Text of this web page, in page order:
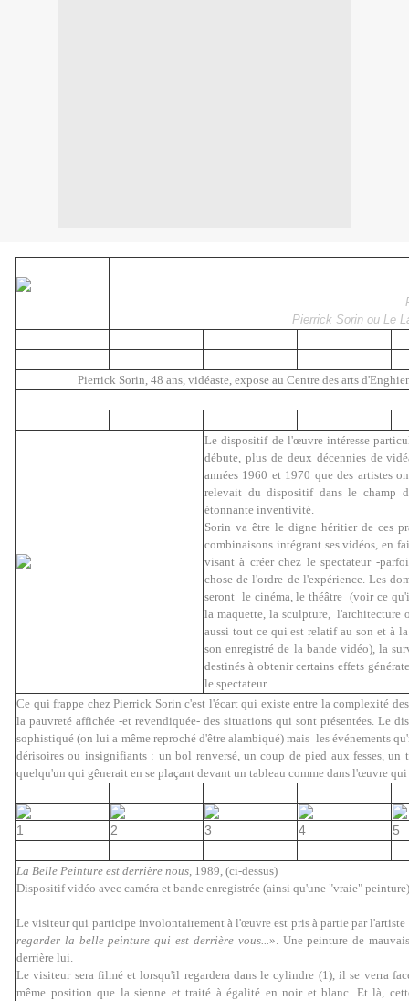
Pierrick Sorin ou Le
Pierrick Sorin, 48 ans, vidéaste, expose au Centre des arts
Le dispositif de l'œuvre intéresse
débute, plus de deux décennies de
années 1960 et 1970 que des artistes
relevait du dispositif dans le champ
étonnante inventivité.
Sorin va être le digne héritier de ces
combinaisons intégrant ses vidéos, en
visant à créer chez le spectateur -
chose de l'ordre de l'expérience. Les
seront le cinéma, le théâtre (voir ce
la maquette, la sculpture, l'architecture
aussi tout ce qui est relatif au son et à
son enregistré de la bande vidéo), la
destinés à obtenir certains effets
le spectateur.
Ce qui frappe chez Pierrick Sorin c'est l'écart qui existe entre la complexité
la pauvreté affichée -et revendiquée- des situations qui sont présentées. Le
sophistiqué (on lui a même reproché d'être alambiqué) mais les événements
dérisoires ou insignifiants : un bol renversé, un coup de pied aux fesses, un
quelqu'un qui gênerait en se plaçant devant un tableau comme dans l'œuvre
1 2 3 4 5
La Belle Peinture est derrière nous, 1989, (ci-dessus)
Dispositif vidéo avec caméra et bande enregistrée (ainsi qu'une "vraie" peinture)
Le visiteur qui participe involontairement à l'œuvre est pris à partie par l'artiste
regarder la belle peinture qui est derrière vous...». Une peinture de
derrière lui.
Le visiteur sera filmé et lorsqu'il regardera dans le cylindre (1), il se verra
même position que la sienne et traité à égalité en noir et blanc. Et là,